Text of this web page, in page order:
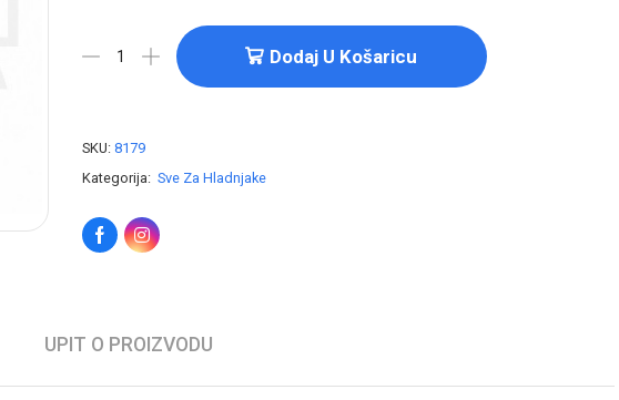
Dodaj U Košaricu
SKU: 8179
Kategorija: Sve Za Hladnjake
UPIT O PROIZVODU